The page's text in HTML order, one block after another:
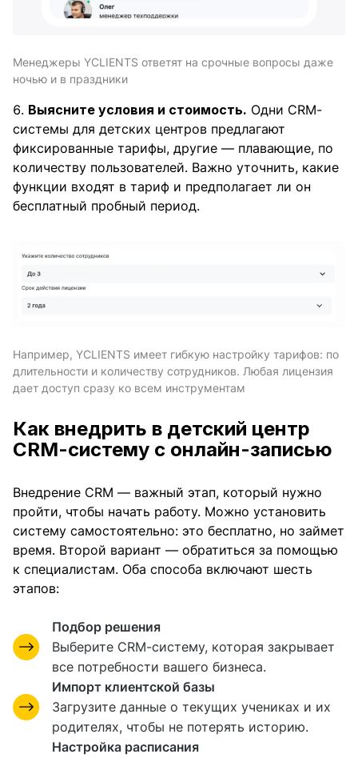
Менеджеры YCLIENTS ответят на срочные вопросы даже
ночью и в праздники
Выясните условия и стоимость. Одни CRM-
системы для детских центров предлагают
фиксированные тарифы, другие — плавающие, по
количеству пользователей. Важно уточнить, какие
функции входят в тариф и предполагает ли он
бесплатный пробный период.
Например, YCLIENTS имеет гибкую настройку тарифов: по
длительности и количеству сотрудников. Любая лицензия
дает доступ сразу ко всем инструментам
Как внедрить в детский центр
CRM-систему с онлайн-записью
Внедрение CRM — важный этап, который нужно
пройти, чтобы начать работу. Можно установить
систему самостоятельно: это бесплатно, но займет
время. Второй вариант — обратиться за помощью
к специалистам. Оба способа включают шесть
этапов:
Подбор решения
Выберите CRM-систему, которая закрывает
все потребности вашего бизнеса.
Импорт клиентской базы
Загрузите данные о текущих учениках и их
родителях, чтобы не потерять историю.
Настройка расписания